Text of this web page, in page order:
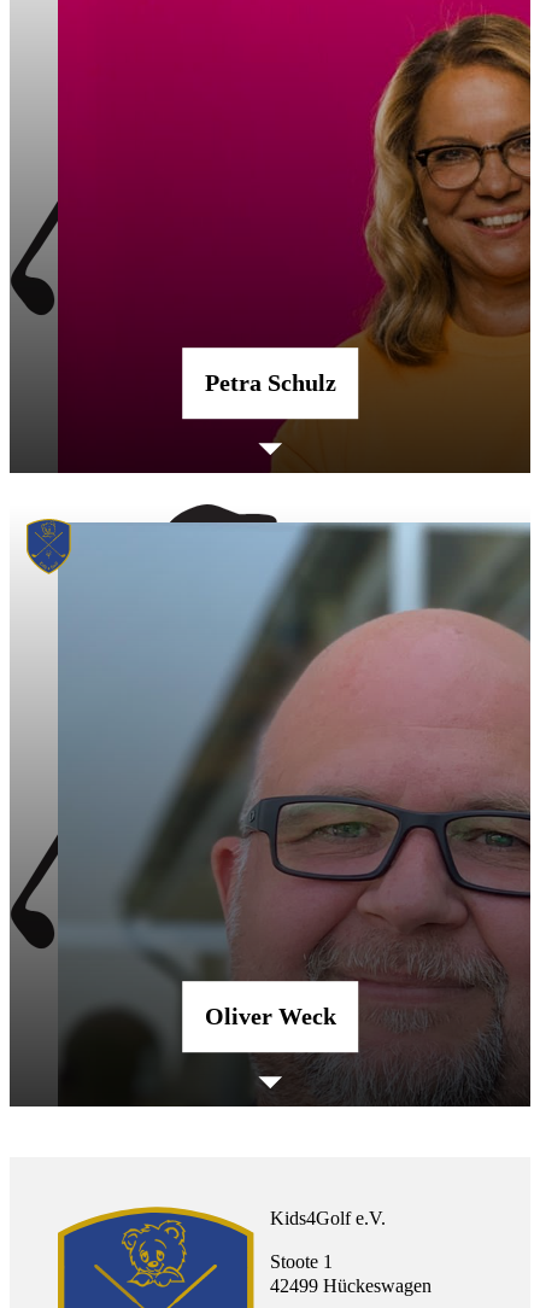
Petra Schulz
Oliver Weck
Kids4Golf e.V.
Stoote 1
42499 Hückeswagen